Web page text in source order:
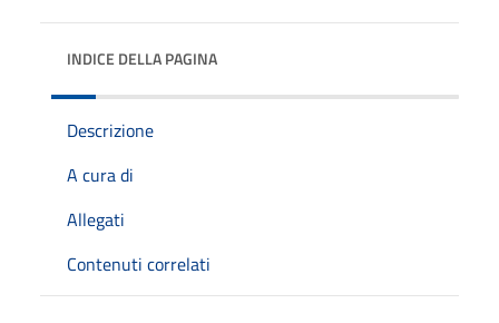
INDICE DELLA PAGINA
Descrizione
A cura di
Allegati
Contenuti correlati